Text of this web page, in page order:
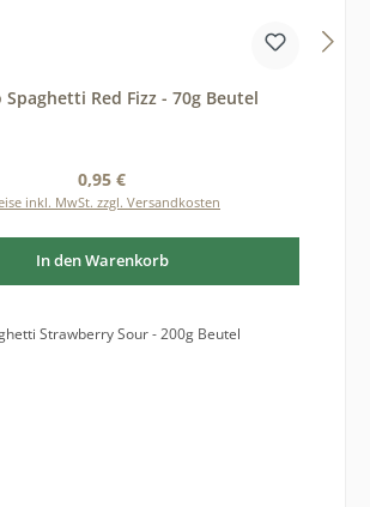
Spaghetti Red Fizz - 70g Beutel
Regulärer Preis:
0,95 €
inkl. MwSt. zzgl. Versandkosten
In den Warenkorb